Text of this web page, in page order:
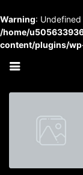
Warning:
/home/
content/plugins/